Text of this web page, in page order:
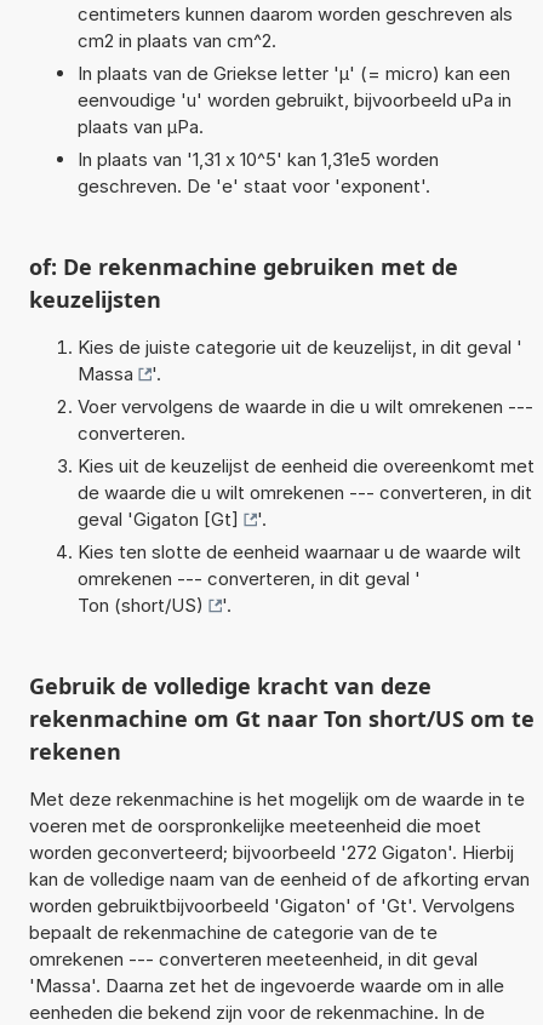
centimeters kunnen daarom worden geschreven als
cm2 in plaats van cm^2.
In plaats van de Griekse letter 'µ' (= micro) kan een
eenvoudige 'u' worden gebruikt, bijvoorbeeld uPa in
plaats van µPa.
In plaats van '1,31 x 10^5' kan 1,31e5 worden
geschreven. De 'e' staat voor 'exponent'.
of: De rekenmachine gebruiken met de
keuzelijsten
Kies de juiste categorie uit de keuzelijst, in dit geval '
Massa
'.
Voer vervolgens de waarde in die u wilt omrekenen ---
converteren.
Kies uit de keuzelijst de eenheid die overeenkomt met
de waarde die u wilt omrekenen --- converteren, in dit
geval 'Gigaton [Gt]
'.
Kies ten slotte de eenheid waarnaar u de waarde wilt
omrekenen --- converteren, in dit geval '
Ton (short/US)
'.
Gebruik de volledige kracht van deze
rekenmachine om Gt naar Ton short/US om te
rekenen
Met deze rekenmachine is het mogelijk om de waarde in te
voeren met de oorspronkelijke meeteenheid die moet
worden geconverteerd; bijvoorbeeld '272 Gigaton'. Hierbij
kan de volledige naam van de eenheid of de afkorting ervan
worden gebruiktbijvoorbeeld 'Gigaton' of 'Gt'. Vervolgens
bepaalt de rekenmachine de categorie van de te
omrekenen --- converteren meeteenheid, in dit geval
'Massa'. Daarna zet het de ingevoerde waarde om in alle
eenheden die bekend zijn voor de rekenmachine. In de